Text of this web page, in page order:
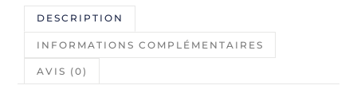
DESCRIPTION
INFORMATIONS COMPLÉMENTAIRES
AVIS (0)